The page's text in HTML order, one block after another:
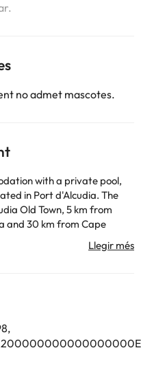
no admet mascotes.
with a private pool,
in Port d'Alcudia. The
Old Town, 5 km from
and 30 km from Cape
the property and
are featured in the villa.
Mountain is 26 km away.